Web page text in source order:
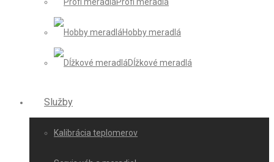
Hobby meradlá
Dĺžkové meradlá
Služby
Kalibrácia teplomerov